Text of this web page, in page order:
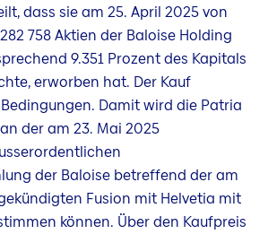
dass sie am 25. April 2025 von
758 Aktien der Baloise Holding
9.351 Prozent des Kapitals
erworben hat. Der Kauf
Damit wird die Patria
der am 23. Mai 2025
der Baloise betreffend der am
Fusion mit Helvetia mit
können. Über den Kaufpreis